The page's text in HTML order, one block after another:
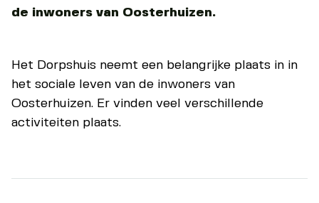
de inwoners van Oosterhuizen.
Het Dorpshuis neemt een belangrijke plaats in in
het sociale leven van de inwoners van
Oosterhuizen. Er vinden veel verschillende
activiteiten plaats.